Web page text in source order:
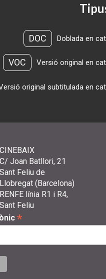
DOC Doblada en
VOC Versió original en
original subtitulada en
CINEBAIX
C/ Joan Batllori, 21
Sant Feliu de
Llobregat (Barcelona)
RENFE línia R1 i R4,
Sant Feliu
*